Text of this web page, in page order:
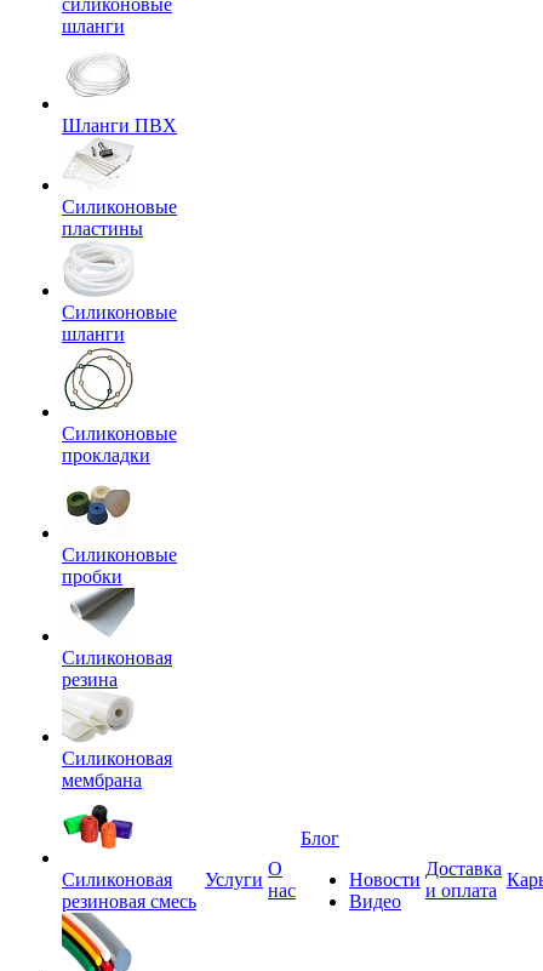
шланги
Шланги ПВХ
Силиконовые
пластины
Силиконовые
шланги
Силиконовые
прокладки
Силиконовые
пробки
Силиконовая
резина
Силиконовая
мембрана
Силиконовая
резиновая смесь
Услуги
О
нас
Блог
Новости
Видео
Доставка
и оплата